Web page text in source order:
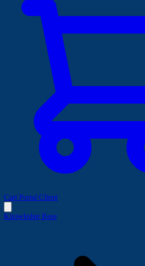
Cart Portal Client
Knowledge Base